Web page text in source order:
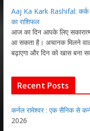
Aaj Ka Kark Rashifal: कर्क
का राशिफल
आज का दिन आपके लिए
आ सकता है। अचानक मिलने
बढ़ाएगा और दिन को खास बना
Recent Posts
कर्नल रामेश्वर : एक सैनिक से
2026